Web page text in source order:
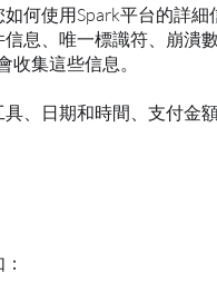
何使用Spark平台的詳
息、唯一標識符、崩潰
收集這些信息。
、日期和時間、支付金